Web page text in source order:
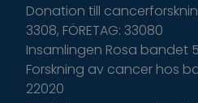
Donation till
3308, FÖRETAG: 33080
Insamlingen Rosa bandet
Forskning av cancer hos
22020